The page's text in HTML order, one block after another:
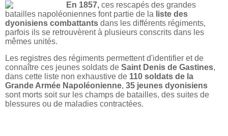
En 1857, ces rescapés des grandes
batailles napoléoniennes font partie de la liste des
dyonisiens combattants dans les différents régiments,
parfois ils se retrouvèrent à plusieurs conscrits dans les
mêmes unités.
Les registres des régiments permettent d'identifier et de
connaître ces jeunes soldats de Saint Denis de Gastines,
dans cette liste non exhaustive de 110 soldats de la
Grande Armée Napoléonienne, 35 jeunes dyonisiens
sont morts soit sur les champs de batailles, des suites de
blessures ou de maladies contractées.